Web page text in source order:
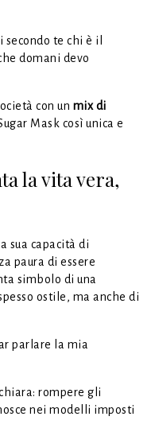
te chi è il
domani devo
con un mix di
Mask così unica e
la vita vera,
sua capacità di
paura di essere
simbolo di una
ostile, ma anche di
parlare la mia
rompere gli
nei modelli imposti